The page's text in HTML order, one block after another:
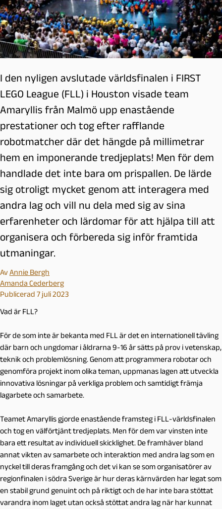
I den nyligen avslutade världsfinalen i FIRST
LEGO League (FLL) i Houston visade team
Amaryllis från Malmö upp enastående
prestationer och tog efter rafflande
robotmatcher där det hängde på millimetrar
hem en imponerande tredjeplats! Men för dem
handlade det inte bara om prispallen. De lärde
sig otroligt mycket genom att interagera med
andra lag och vill nu dela med sig av sina
erfarenheter och lärdomar för att hjälpa till att
organisera och förbereda sig inför framtida
utmaningar.
AvAnnie Bergh
Amanda Cederberg
Publicerad 7 juli 2023
Vad är FLL?
För de som inte är bekanta med FLL är det en internationell tävling
där barn och ungdomar i åldrarna 9-16 år sätts på prov i vetenskap,
teknik och problemlösning. Genom att programmera robotar och
genomföra projekt inom olika teman, uppmanas lagen att utveckla
innovativa lösningar på verkliga problem och samtidigt främja
lagarbete och samarbete.
Teamet Amaryllis gjorde enastående framsteg i FLL-världsfinalen
och tog en välförtjänt tredjeplats. Men för dem var vinsten inte
bara ett resultat av individuell skicklighet. De framhäver bland
annat vikten av samarbete och interaktion med andra lag som en
nyckel till deras framgång och det vi kan se som organisatörer av
regionfinalen i södra Sverige är hur deras kärnvärden har legat som
en stabil grund genuint och på riktigt och de har inte bara stöttat
varandra inom laget utan också stöttat andra lag när har kunnat